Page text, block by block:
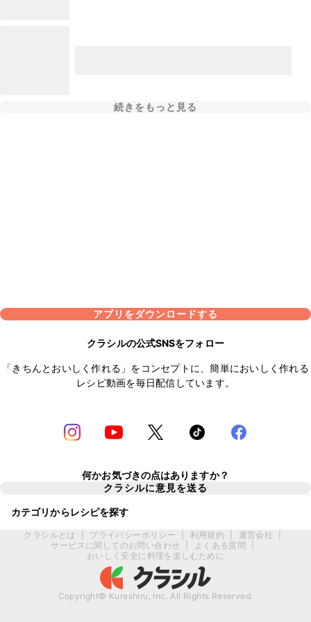
続きをもっと見る
アプリをダウンロードする
クラシルの公式SNSをフォロー
「きちんとおいしく作れる」をコンセプトに、簡単においしく作れる
レシピ動画を毎日配信しています。
何かお気づきの点はありますか？
クラシルに意見を送る
カテゴリからレシピを探す
クラシルとは プライバシーポリシー 利用規約 運営会社
サービスに関してのお問い合わせ
よくある質問
おいしく安全に料理を楽しむために
Copyright© Kurashiru, Inc. All Rights Reserved.